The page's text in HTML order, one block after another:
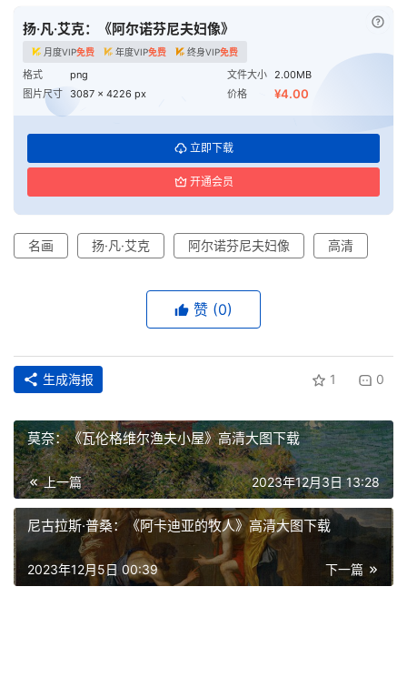
讯
平
面
空
间
艺
术
素
材
竞
赛
扬·凡·艾克：《阿尔诺芬尼夫妇像》
月度VIP免费 年度VIP免费 终身VIP免费
格式 png 文件大小
2.00MB
图片尺寸
3087 x 4226 px 价格 ¥4.00
立即下载
开通会员
名画 扬·凡·艾克 阿尔诺芬尼夫妇像 高清
赞 (0)
生成海报 1 0
莫奈：《瓦伦格维尔渔夫小屋》高清大图下载
上一篇 2023年12月3日 13:28
尼古拉斯·普桑：《阿卡迪亚的牧人》高清大图下载
下一篇
2023年12月5日 00:39